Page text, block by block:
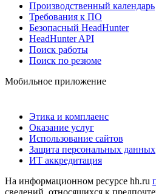
Производственный календарь
Требования к ПО
Безопасный HeadHunter
HeadHunter API
Поиск работы
Поиск по резюме
Мобильное приложение
Этика и комплаенс
Оказание услуг
Использование сайтов
Защита персональных данных
ИТ аккредитация
На информационном ресурсе hh.ru